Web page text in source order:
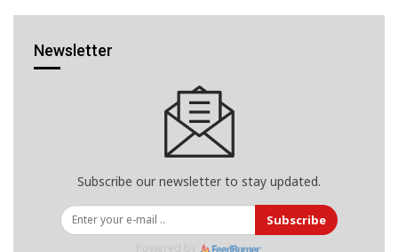
Newsletter
Subscribe our newsletter to stay updated.
Subscribe